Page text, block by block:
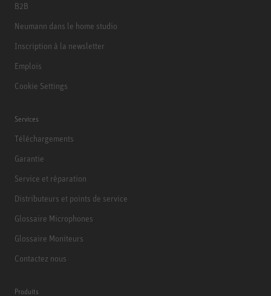
B2B
Neumann dans le home studio
Inscription à la newsletter
Emplois
Cookie Settings
Services
Téléchargements
Garantie
Service et réparation
Distributeurs et points de service
Glossaire Microphones
Glossaire Moniteurs
Contactez nous
Produits